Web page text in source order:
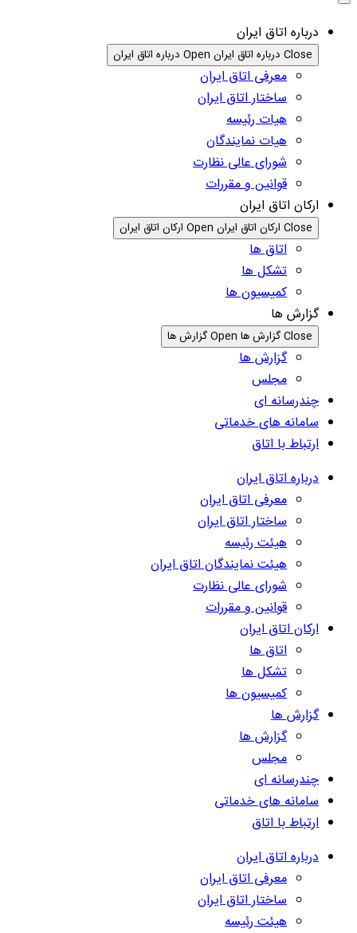
درباره اتاق ایران
Close درباره اتاق ایران Open درباره اتاق ایران
معرفی اتاق ایران
ساختار اتاق ایران
هیات رئیسه
هیات نمایندگان
شورای عالی نظارت
قوانین و مقررات
ارکان اتاق ایران
Close ارکان اتاق ایران Open ارکان اتاق ایران
اتاق ها
تشکل ها
کمیسیون ها
گزارش ها
Close گزارش ها Open گزارش ها
گزارش ها
مجلس
چندرسانه ای
سامانه های خدماتی
ارتباط با اتاق
درباره اتاق ایران
معرفی اتاق ایران
ساختار اتاق ایران
هیئت رئیسه
هیئت نمایندگان اتاق ایران
شورای عالی نظارت
قوانین و مقررات
ارکان اتاق ایران
اتاق ها
تشکل ها
کمیسیون ها
گزارش ها
گزارش ها
مجلس
چندرسانه ای
سامانه های خدماتی
ارتباط با اتاق
درباره اتاق ایران
معرفی اتاق ایران
ساختار اتاق ایران
هیئت رئیسه